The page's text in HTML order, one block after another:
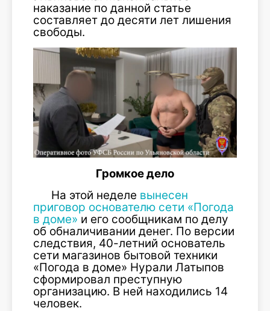
наказание по данной статье
составляет до десяти лет лишения
свободы.
Громкое дело
На этой неделе вынесен
приговор основателю сети «Погода
в доме» и его сообщникам по делу
об обналичивании денег. По версии
следствия, 40-летний основатель
сети магазинов бытовой техники
«Погода в доме» Нурали Латыпов
сформировал преступную
организацию. В ней находились 14
человек.